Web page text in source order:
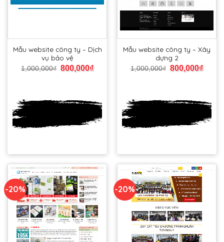
Mẫu website công ty – Dịch
vụ bảo vệ
1,000,000₫ 800,000₫
Xem
DEMO
Mẫu website công ty – Xây
dựng 2
1,000,000₫ 800,000₫
Xem
DEMO
-20% -20%